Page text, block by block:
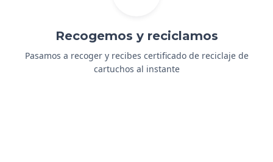
Recogemos y reciclamos
Pasamos a recoger y recibes certificado de reciclaje de
cartuchos al instante